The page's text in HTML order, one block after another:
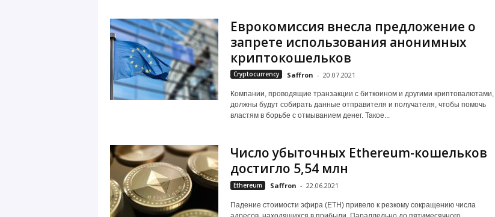
Еврокомиссия внесла предложение о
запрете использования анонимных
криптокошельков
Cryptocurrency Saffron - 20.07.2021
Компании, проводящие транзакции с биткоином и другими криптовалютами,
должны будут собирать данные отправителя и получателя, чтобы помочь
властям в борьбе с отмыванием денег. Такое...
Число убыточных Ethereum-кошельков
достигло 5,54 млн
Ethereum Saffron - 22.06.2021
Падение стоимости эфира (ETH) привело к резкому сокращению числа